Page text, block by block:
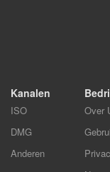
Kanalen
ISO
DMG
Anderen
Over